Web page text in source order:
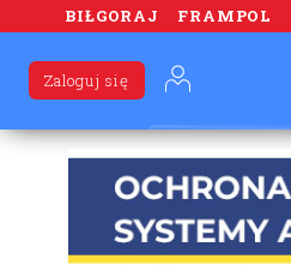
BIŁGORAJ FRAMPOL
Zaloguj się